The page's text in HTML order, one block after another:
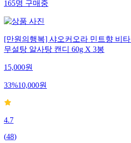
165명구매중
[만원의행복] 샤오커오라 민트향 비
무설탕 알사탕 캔디 60g X 3봉
15,000원
33%10,000원
4.7
(48)